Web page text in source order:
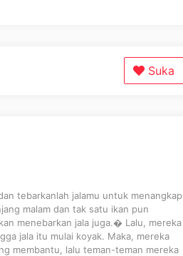
Suka
tebarkanlah jalamu untuk menangkap
malam dan tak satu ikan pun
menebarkan jala juga.� Lalu, mereka
jala itu mulai koyak. Maka, mereka
membantu, lalu teman-teman mereka